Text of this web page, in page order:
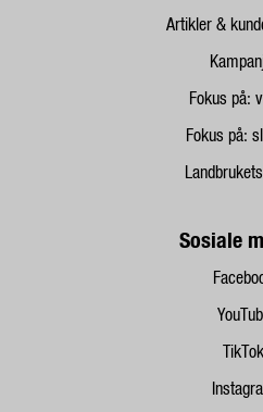
Artikler &
Fokus på:
Fokus på:
Sosiale
TikTok